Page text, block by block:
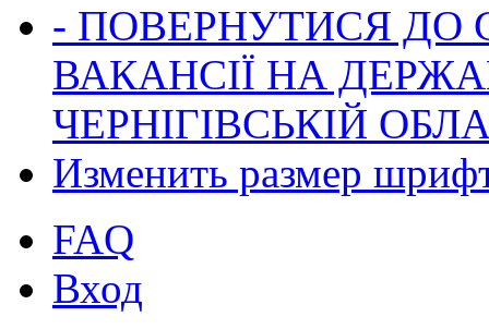
- ПОВЕРНУТИСЯ ДО
ВАКАНСІЇ НА
ЧЕРНІГІВСЬКІЙ
Изменить размер
FAQ
Вход